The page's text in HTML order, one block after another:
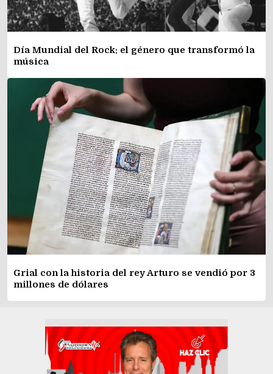
Día Mundial del Rock: el género que transformó la
música
Grial con la historia del rey Arturo se vendió por 3
millones de dólares